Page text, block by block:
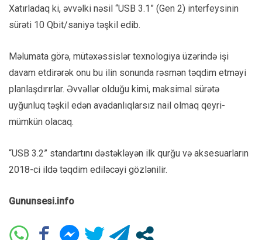
Xatırladaq ki, əvvəlki nəsil “USB 3.1” (Gen 2) interfeysinin
sürəti 10 Qbit/saniyə təşkil edib.
Məlumata görə, mütəxəssislər texnologiya üzərində işi
davam etdirərək onu bu ilin sonunda rəsmən təqdim etməyi
planlaşdırırlar. Əvvəllər olduğu kimi, maksimal sürətə
uyğunluq təşkil edən avadanlıqlarsız nail olmaq qeyri-
mümkün olacaq.
“USB 3.2” standartını dəstəkləyən ilk qurğu və aksesuarların
2018-ci ildə təqdim ediləcəyi gözlənilir.
Gununsesi.info